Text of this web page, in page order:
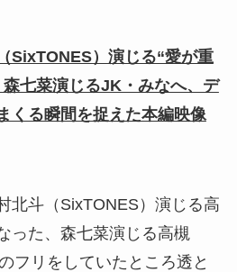
SixTONES）演じる“愛が重
七菜演じるJK・みなへ、デ
くる瞬間を捉えた本編映像
北斗（SixTONES）演じる高
った、森七菜演じる高槻
フリをしていたところ透と